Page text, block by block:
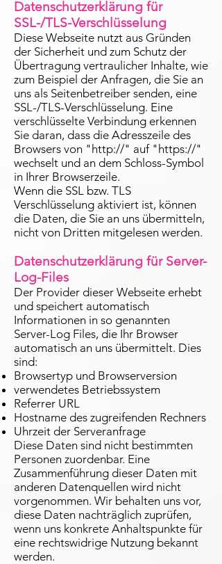
Datenschutzerklärung für
SSL-/TLS-Verschlüsselung
Diese Webseite nutzt aus Gründen
der Sicherheit und zum Schutz der
Übertragung vertraulicher Inhalte, wie
zum Beispiel der Anfragen, die Sie an
uns als Seitenbetreiber senden, eine
SSL-/TLS-Verschlüsselung. Eine
verschlüsselte Verbindung erkennen
Sie daran, dass die Adresszeile des
Browsers von "http://" auf "https://"
wechselt und an dem Schloss-Symbol
in Ihrer Browserzeile.
Wenn die SSL bzw. TLS
Verschlüsselung aktiviert ist, können
die Daten, die Sie an uns übermitteln,
nicht von Dritten mitgelesen werden.
Datenschutzerklärung für Server-
Log-Files
Der Provider dieser Webseite erhebt
und speichert automatisch
Informationen in so genannten
Server-Log Files, die Ihr Browser
automatisch an uns übermittelt. Dies
sind:
Browsertyp und Browserversion
verwendetes Betriebssystem
Referrer URL
Hostname des zugreifenden Rechners
Uhrzeit der Serveranfrage
Diese Daten sind nicht bestimmten
Personen zuordenbar. Eine
Zusammenführung dieser Daten mit
anderen Datenquellen wird nicht
vorgenommen. Wir behalten uns vor,
diese Daten nachträglich zuprüfen,
wenn uns konkrete Anhaltspunkte für
eine rechtswidrige Nutzung bekannt
werden.